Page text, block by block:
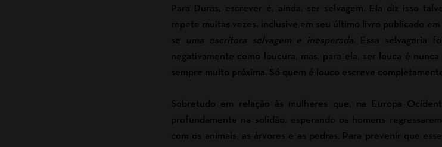
Para Duras, escrever é, ainda, ser selvagem. Ela diz isso
repete muitas vezes, inclusive em seu último livro publicado
se
uma escritora selvagem e inesperada . Essa selvageria
negativamente como loucura, mas, para ela, ser louca é
sempre muito próxima. Só quem é louco escreve
Sobretudo em relação às mulheres que, na Europa
profundamente na solidão, esperando os homens
com os animais, as árvores e as pedras. Para prevenir que